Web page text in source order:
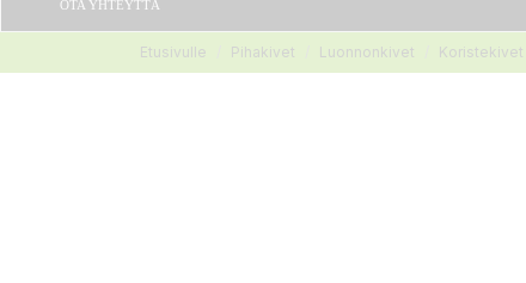
OTA YHTEYTTÄ
Etusivulle Pihakivet Luonnonkivet Koristekivet